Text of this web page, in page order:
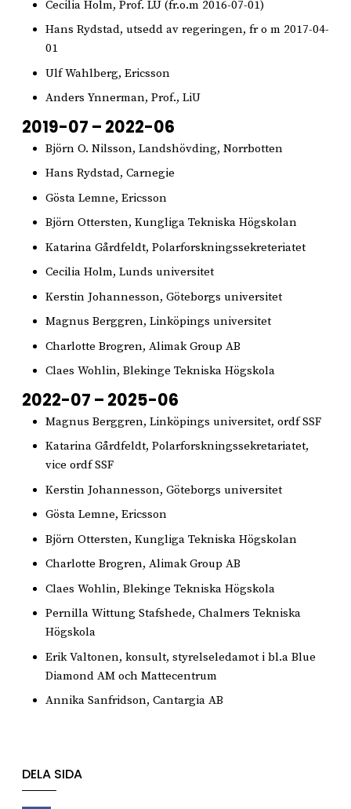
Cecilia Holm, Prof. LU (fr.o.m 2016-07-01)
Hans Rydstad, utsedd av regeringen, fr o m 2017-04-
01
Ulf Wahlberg, Ericsson
Anders Ynnerman, Prof., LiU
2019-07 – 2022-06
Björn O. Nilsson, Landshövding, Norrbotten
Hans Rydstad, Carnegie
Gösta Lemne, Ericsson
Björn Ottersten, Kungliga Tekniska Högskolan
Katarina Gårdfeldt, Polarforskningssekreteriatet
Cecilia Holm, Lunds universitet
Kerstin Johannesson, Göteborgs universitet
Magnus Berggren, Linköpings universitet
Charlotte Brogren, Alimak Group AB
Claes Wohlin, Blekinge Tekniska Högskola
2022-07 – 2025-06
Magnus Berggren, Linköpings universitet, ordf SSF
Katarina Gårdfeldt, Polarforskningssekretariatet,
vice ordf SSF
Kerstin Johannesson, Göteborgs universitet
Gösta Lemne, Ericsson
Björn Ottersten, Kungliga Tekniska Högskolan
Charlotte Brogren, Alimak Group AB
Claes Wohlin, Blekinge Tekniska Högskola
Pernilla Wittung Stafshede, Chalmers Tekniska
Högskola
Erik Valtonen, konsult, styrelseledamot i bl.a Blue
Diamond AM och Mattecentrum
Annika Sanfridson, Cantargia AB
DELA SIDA